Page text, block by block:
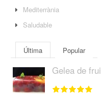
Mediterrània
Saludable
Última Popular
Gelea de